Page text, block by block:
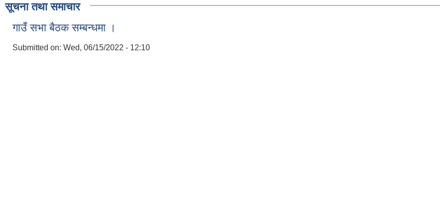
सूचना तथा समाचार
गाउँ सभा बैठक सम्बन्धमा ।
Submitted on: Wed, 06/15/2022 - 12:10